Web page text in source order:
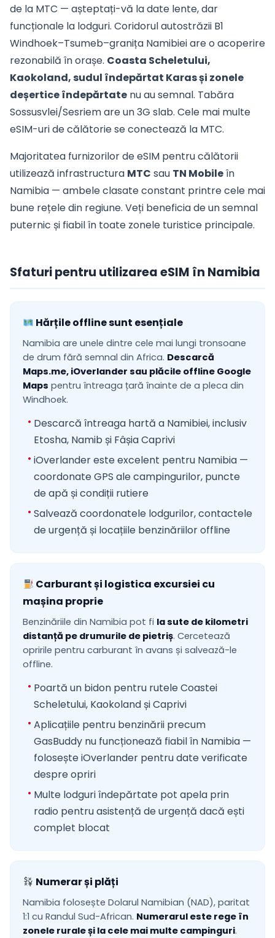
de la MTC — așteptați-vă la date lente, dar
funcționale la lodguri. Coridorul autostrăzii B1
Windhoek–Tsumeb–granița Namibiei are o acoperire
rezonabilă în orașe. Coasta Scheletului,
Kaokoland, sudul îndepărtat Karas și zonele
deșertice îndepărtate nu au semnal. Tabăra
Sossusvlei/Sesriem are un 3G slab. Cele mai multe
eSIM-uri de călătorie se conectează la MTC.
Majoritatea furnizorilor de eSIM pentru călătorii
utilizează infrastructura MTC sau TN Mobileîn
Namibia — ambele clasate constant printre cele mai
bune rețele din regiune. Veți beneficia de un semnal
puternic și fiabil în toate zonele turistice principale.
Sfaturi pentru utilizarea eSIM în Namibia
Hărțile offline sunt esențiale
Namibia are unele dintre cele mai lungi tronsoane
de drum fără semnal din Africa. Descarcă
Maps.me, iOverlander sau plăcile offline Google
Maps pentru întreaga țară înainte de a pleca din
Windhoek.
Descarcă întreaga hartă a Namibiei, inclusiv
Etosha, Namib și Fâșia Caprivi
iOverlander este excelent pentru Namibia —
coordonate GPS ale campingurilor, puncte
de apă și condiții rutiere
Salvează coordonatele lodgurilor, contactele
de urgență și locațiile benzinăriilor offline
Carburant și logistica excursiei cu
mașina proprie
Benzinăriile din Namibia pot fi la sute de kilometri
distanță pe drumurile de pietriș. Cercetează
opririle pentru carburant în avans și salvează-le
offline.
Poartă un bidon pentru rutele Coastei
Scheletului, Kaokoland și Caprivi
Aplicațiile pentru benzinării precum
GasBuddy nu funcționează fiabil în Namibia —
folosește iOverlander pentru date verificate
despre opriri
Multe lodguri îndepărtate pot apela prin
radio pentru asistență de urgență dacă ești
complet blocat
Numerar și plăți
Namibia folosește Dolarul Namibian (NAD), paritat
1:1 cu Randul Sud-African. Numerarul este rege în
zonele rurale și la cele mai multe campinguri.